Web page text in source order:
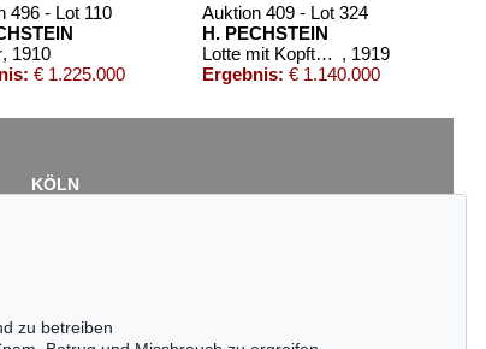
496 - Lot 110
, 1910
€ 1.225.000
Auktion 409 - Lot 324
H. PECHSTEIN
Lotte mit Kopftuch , 1919
Ergebnis: € 1.140.000
- Lot 266
KÖLN
zu betreiben